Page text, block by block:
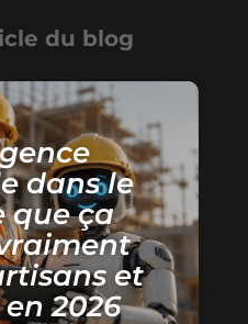
du blog
dans le
que ça
et
2026